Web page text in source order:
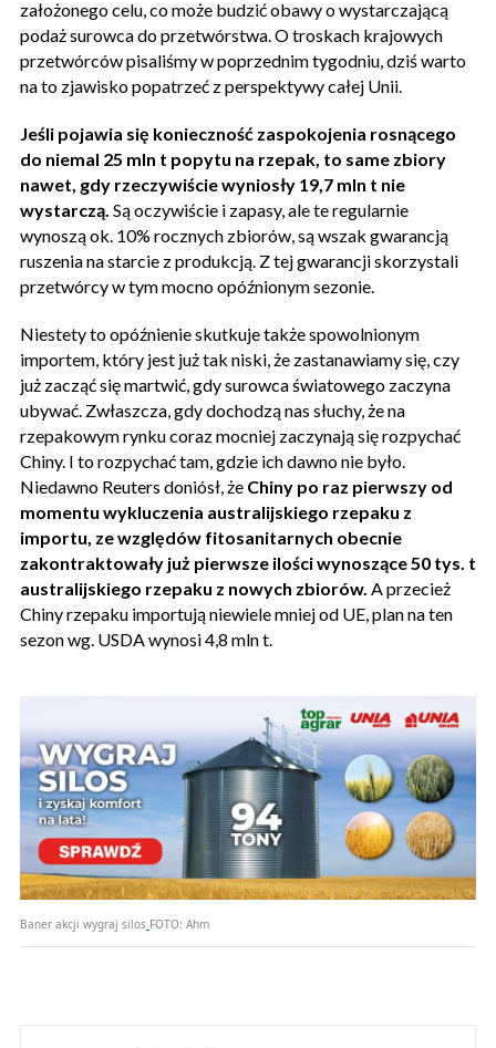
założonego celu, co może budzić obawy o wystarczającą
podaż surowca do przetwórstwa. O troskach krajowych
przetwórców pisaliśmy w poprzednim tygodniu, dziś warto
na to zjawisko popatrzeć z perspektywy całej Unii.
Jeśli pojawia się konieczność zaspokojenia rosnącego
do niemal 25 mln t popytu na rzepak, to same zbiory
nawet, gdy rzeczywiście wyniosły 19,7 mln t nie
wystarczą. Są oczywiście i zapasy, ale te regularnie
wynoszą ok. 10% rocznych zbiorów, są wszak gwarancją
ruszenia na starcie z produkcją. Z tej gwarancji skorzystali
przetwórcy w tym mocno opóźnionym sezonie.
Niestety to opóźnienie skutkuje także spowolnionym
importem, który jest już tak niski, że zastanawiamy się, czy
już zacząć się martwić, gdy surowca światowego zaczyna
ubywać. Zwłaszcza, gdy dochodzą nas słuchy, że na
rzepakowym rynku coraz mocniej zaczynają się rozpychać
Chiny. I to rozpychać tam, gdzie ich dawno nie było.
Niedawno Reuters doniósł, że Chiny po raz pierwszy od
momentu wykluczenia australijskiego rzepaku z
importu, ze względów fitosanitarnych obecnie
zakontraktowały już pierwsze ilości wynoszące 50 tys. t
australijskiego rzepaku z nowych zbiorów. A przecież
Chiny rzepaku importują niewiele mniej od UE, plan na ten
sezon wg. USDA wynosi 4,8 mln t.
Baner akcji wygraj silos FOTO: Ahm